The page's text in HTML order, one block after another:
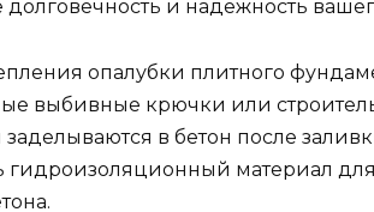
долговечность и надежность
опалубки плитного
выбивные крючки или
заделываются в бетон после
материал